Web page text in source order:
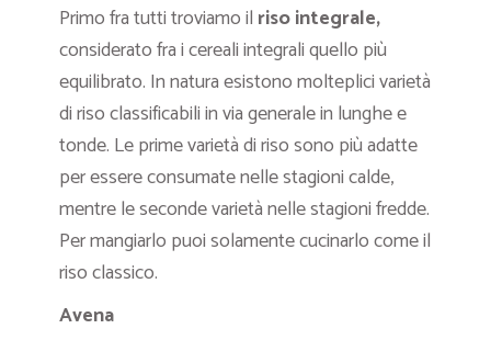
Primo fra tutti troviamo il riso integrale,
considerato fra i cereali integrali quello più
equilibrato. In natura esistono molteplici varietà
di riso classificabili in via generale in lunghe e
tonde. Le prime varietà di riso sono più adatte
per essere consumate nelle stagioni calde,
mentre le seconde varietà nelle stagioni fredde.
Per mangiarlo puoi solamente cucinarlo come il
riso classico.
Avena